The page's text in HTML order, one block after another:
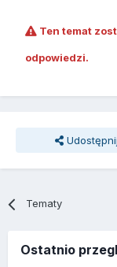
Ten temat
odpowiedzi.
Udostępnij
Tematy
Ostatnio